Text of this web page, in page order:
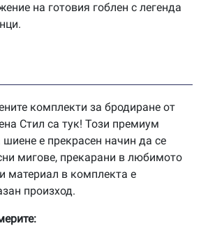
на готовия гоблен с легенда
комплекти за бродиране от
Стил са тук! Този премиум
е прекрасен начин да се
мигове, прекарани в любимото
материал в комплекта е
произход.